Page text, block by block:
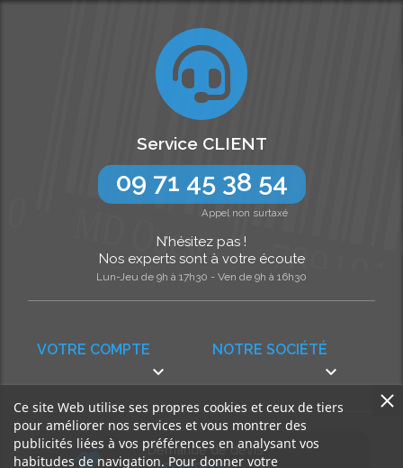
NOTRE SOCIÉTÉ

VOTRE COMPTE

Service CLIENT
09 71 45 38 54
Appel non surtaxé
N’hésitez pas !
Nos experts sont à votre écoute
Lun-Jeu de 9h à 17h30 - Ven de 9h à 16h30
Demande de devis
Ce site Web utilise ses propres cookies et ceux de tiers
pour améliorer nos services et vous montrer des
publicités liées à vos préférences en analysant vos
habitudes de navigation. Pour donner votre